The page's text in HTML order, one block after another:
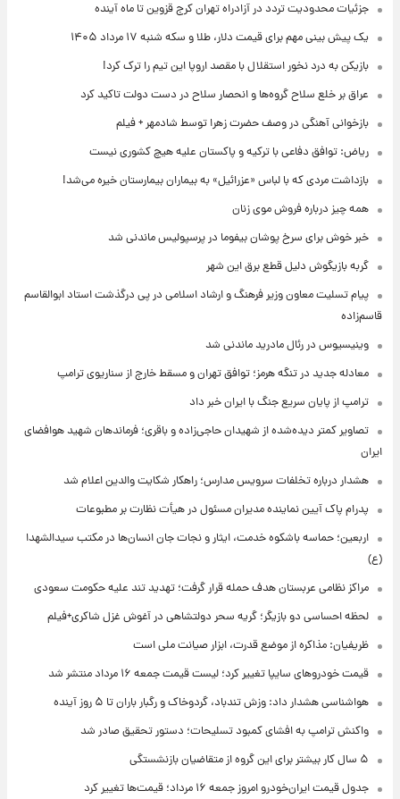
جزئیات محدودیت تردد در آزادراه تهران کرج قزوین تا ماه آینده
یک پیش ‌بینی مهم برای قیمت دلار، طلا و سکه شنبه ۱۷ مرداد ۱۴۰۵
بازیکن به درد نخور استقلال با مقصد اروپا این تیم را ترک کرد!
عراق بر خلع سلاح گروه‌ها و انحصار سلاح در دست دولت تاکید کرد
بازخوانی آهنگی در وصف حضرت زهرا توسط شادمهر + فیلم
ریاض: توافق دفاعی با ترکیه و پاکستان علیه هیچ کشوری نیست
بازداشت مردی که با لباس «عزرائیل» به بیماران بیمارستان خیره می‌شد!
همه چیز درباره فروش موی زنان
خبر خوش برای سرخ پوشان بیفوما در پرسپولیس ماندنی شد
گربه بازیگوش دلیل قطع برق این شهر
پیام تسلیت معاون وزیر فرهنگ و ارشاد اسلامی در پی درگذشت استاد ابوالقاسم
قاسم‌زاده
وینیسیوس در رئال مادرید ماندنی شد
معادله جدید در تنگه هرمز؛ توافق تهران و مسقط خارج از سناریوی ترامپ
ترامپ از پایان سریع جنگ با ایران خبر داد
تصاویر کمتر دیده‌شده از شهیدان حاجی‌زاده و باقری؛ فرماندهان شهید هوافضای
ایران
هشدار درباره تخلفات سرویس مدارس؛ راهکار شکایت والدین اعلام شد
پدرام پاک آیین نماینده مدیران مسئول در هیأت نظارت بر مطبوعات
اربعین؛ حماسه باشکوه خدمت، ایثار و نجات جان انسان‌ها در مکتب سیدالشهدا
(ع)
مراکز نظامی عربستان هدف حمله قرار گرفت؛ تهدید تند علیه حکومت سعودی
لحظه احساسی دو بازیگر؛ گریه سحر دولتشاهی در آغوش غزل شاکری+فیلم
ظریفیان: مذاکره از موضع قدرت، ابزار صیانت ملی است
قیمت خودروهای سایپا تغییر کرد؛ لیست قیمت جمعه ۱۶ مرداد منتشر شد
هواشناسی هشدار داد: وزش تندباد، گردوخاک و رگبار باران تا ۵ روز آینده
واکنش ترامپ به افشای کمبود تسلیحات؛ دستور تحقیق صادر شد
۵ سال کار بیشتر برای این گروه از متقاضیان بازنشستگی
جدول قیمت ایران‌خودرو امروز جمعه ۱۶ مرداد؛ قیمت‌ها تغییر کرد